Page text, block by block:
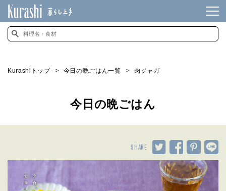
Kurashiトップ 今日の晩ごはん一覧 肉ジャガ
今日の晩ごはん
SHARE